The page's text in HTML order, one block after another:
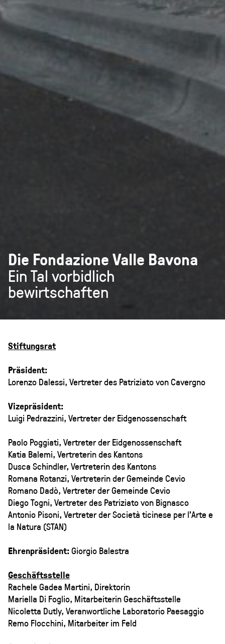
Die Fondazione Valle Bavona
Ein Tal vorbidlich
bewirtschaften
Stiftungsrat
Präsident:
Lorenzo Dalessi, Vertreter des Patriziato von Cavergno
Vizepräsident:
Luigi Pedrazzini, Vertreter der Eidgenossenschaft
Paolo Poggiati, Vertreter der Eidgenossenschaft
Katia Balemi, Vertreterin des Kantons
Dusca Schindler, Vertreterin des Kantons
Romana Rotanzi, Vertreterin der Gemeinde Cevio
Romano Dadò, Vertreter der Gemeinde Cevio
Diego Togni, Vertreter des Patriziato von Bignasco
Antonio Pisoni, Vertreter der Società ticinese per l’Arte e
la Natura (STAN)
Ehrenpräsident:Giorgio Balestra
Geschäftsstelle
Rachele Gadea Martini, Direktorin
Mariella Di Foglio, Mitarbeiterin Geschäftsstelle
Nicoletta Dutly, Veranwortliche Laboratorio Paesaggio
Remo Flocchini, Mitarbeiter im Feld